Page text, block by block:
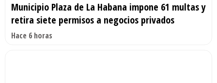
Municipio Plaza de La Habana impone 61 multas y
retira siete permisos a negocios privados
Hace 6 horas